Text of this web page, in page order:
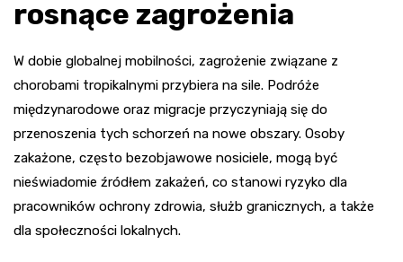
rosnące zagrożenia
W dobie globalnej mobilności, zagrożenie związane z
chorobami tropikalnymi przybiera na sile. Podróże
międzynarodowe oraz migracje przyczyniają się do
przenoszenia tych schorzeń na nowe obszary. Osoby
zakażone, często bezobjawowe nosiciele, mogą być
nieświadomie źródłem zakażeń, co stanowi ryzyko dla
pracowników ochrony zdrowia, służb granicznych, a także
dla społeczności lokalnych.